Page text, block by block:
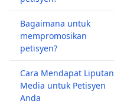
Bagaimana untuk
mempromosikan
petisyen?
Cara Mendapat Liputan
Media untuk Petisyen
Anda